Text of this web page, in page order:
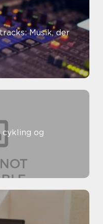
Musik, der
cykling og